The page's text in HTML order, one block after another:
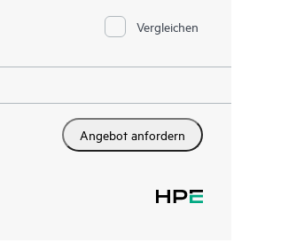
Vergleichen
Angebot anfordern